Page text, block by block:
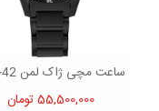
ساعت مچی ژاک لمن 42-12D
55,500,000 تومان